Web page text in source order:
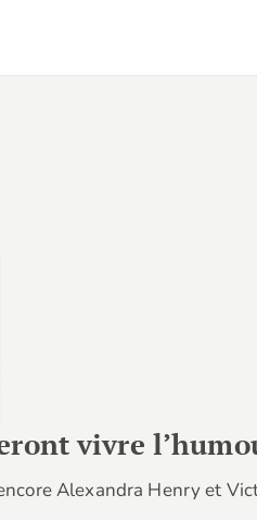
vivre
Alexandra Henry et